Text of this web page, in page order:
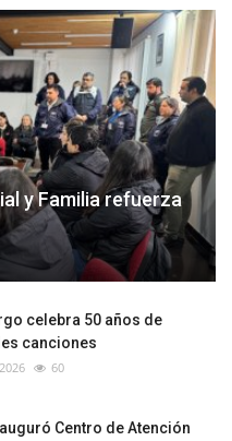
y Familia refuerza
celebra 50 años de
canciones
60
Centro de Atención